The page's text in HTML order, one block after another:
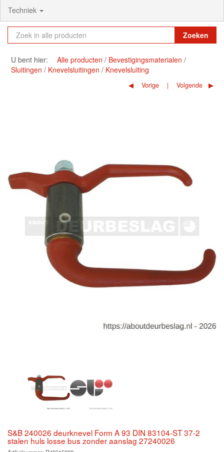
Techniek
Zoeken
U bent hier: Alle producten
Bevestigingsmaterialen
Sluitingen
Knevelsluitingen Knevelsluiting
Vorige Volgende
S&B 240026 deurknevel Form A 93 DIN 83104-ST 37-2
stalen huls losse bus zonder aanslag 27240026